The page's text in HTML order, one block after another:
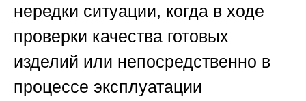
нередки ситуации, когда в ходе
проверки качества готовых
изделий или непосредственно в
процессе эксплуатации